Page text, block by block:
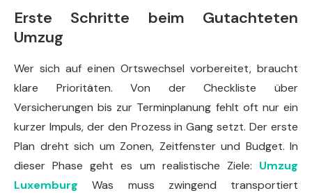
Erste Schritte beim Gutachteten
Umzug
Wer sich auf einen Ortswechsel vorbereitet, braucht
klare Prioritäten. Von der Checkliste über
Versicherungen bis zur Terminplanung fehlt oft nur ein
kurzer Impuls, der den Prozess in Gang setzt. Der erste
Plan dreht sich um Zonen, Zeitfenster und Budget. In
dieser Phase geht es um realistische Ziele: Umzug
Luxemburg Was muss zwingend transportiert